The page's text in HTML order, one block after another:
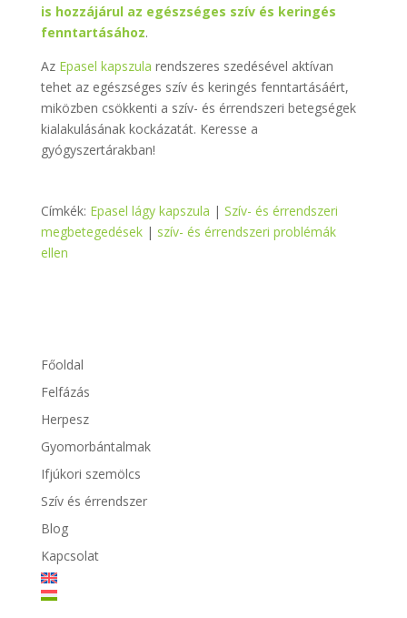
is hozzájárul az egészséges szív és keringés
fenntartásához.
Az Epasel kapszula rendszeres szedésével aktívan
tehet az egészséges szív és keringés fenntartásáért,
miközben csökkenti a szív- és érrendszeri betegségek
kialakulásának kockázatát. Keresse a
gyógyszertárakban!
Címkék: Epasel lágy kapszula | Szív- és érrendszeri
megbetegedések| szív- és érrendszeri problémák
ellen
Főoldal
Felfázás
Herpesz
Gyomorbántalmak
Ifjúkori szemölcs
Szív és érrendszer
Blog
Kapcsolat